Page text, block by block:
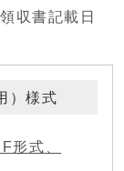
収書記載日
）様式
形式、